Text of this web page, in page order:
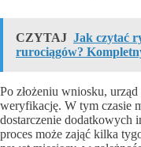
CZYTAJ Jak czytać
rurociągów?
Po złożeniu wniosku,
weryfikację. W tym czasie
dostarczenie dodatkowych
proces może zająć kilka